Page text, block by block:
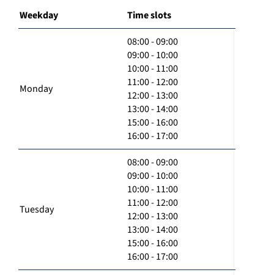
Weekday Time slots
Monday
08:00 - 09:00
09:00 - 10:00
10:00 - 11:00
11:00 - 12:00
12:00 - 13:00
13:00 - 14:00
15:00 - 16:00
16:00 - 17:00
Tuesday
08:00 - 09:00
09:00 - 10:00
10:00 - 11:00
11:00 - 12:00
12:00 - 13:00
13:00 - 14:00
15:00 - 16:00
16:00 - 17:00